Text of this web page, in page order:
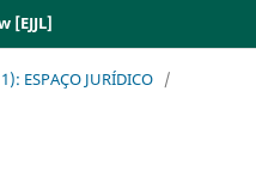
[EJJL]
ESPAÇO JURÍDICO /